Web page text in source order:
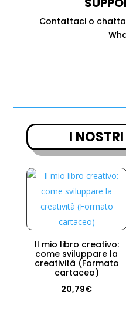
Contattaci o
I
Il mio libro creativo:
come sviluppare la
creatività (Formato
cartaceo)
20,79€